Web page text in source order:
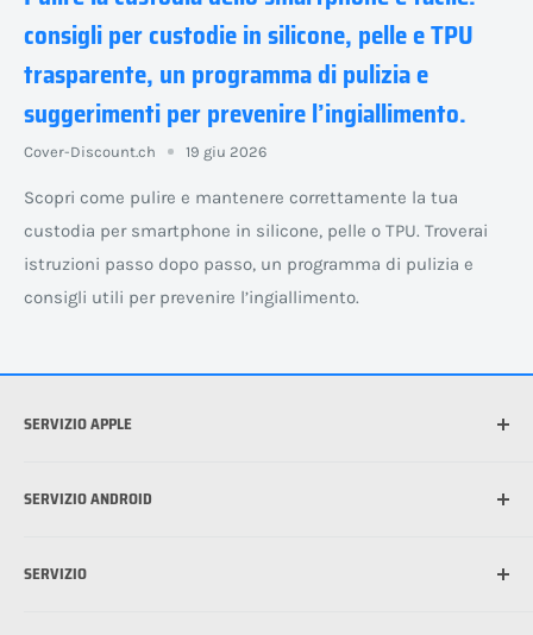
consigli per custodie in silicone, pelle e TPU
trasparente, un programma di pulizia e
suggerimenti per prevenire l’ingiallimento.
Cover-Discount.ch 19 giu 2026
Scopri come pulire e mantenere correttamente la tua
custodia per smartphone in silicone, pelle o TPU. Troverai
istruzioni passo dopo passo, un programma di pulizia e
consigli utili per prevenire l’ingiallimento.
SERVIZIO APPLE
Quale iPad possiedo? Identifica il tuo modello di iPad
Che cos'è MagSafe?
SERVIZIO ANDROID
Applicare la pellicola protettiva per cellulare: ecco come
SERVIZIO